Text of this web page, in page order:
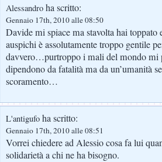
Alessandro ha scritto:
Gennaio 17th, 2010 alle 08:50
Davide mi spiace ma stavolta hai
auspichi è assolutamente troppo gentile
davvero…purtroppo i mali del mondo mi
dipendono da fatalità ma da un’umanità
scoramento…
L'antigufo ha scritto:
Gennaio 17th, 2010 alle 08:51
Vorrei chiedere ad Alessio cosa fa lui
solidarietà a chi ne ha bisogno.